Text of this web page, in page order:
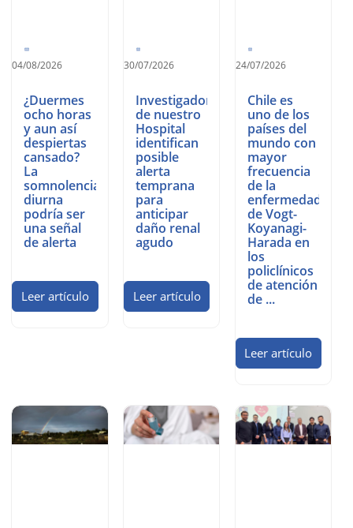
04/08/2026
¿Duermes
ocho horas
y aun así
despiertas
cansado?
La
somnolencia
diurna
podría ser
una señal
de alerta
Leer artículo
30/07/2026
Investigadores
de nuestro
Hospital
identifican
posible
alerta
temprana
para
anticipar
daño renal
agudo
Leer artículo
24/07/2026
Chile es
uno de los
países del
mundo con
mayor
frecuencia
de la
enfermedad
de Vogt-
Koyanagi-
Harada en
los
policlínicos
de atención
de ...
Leer artículo